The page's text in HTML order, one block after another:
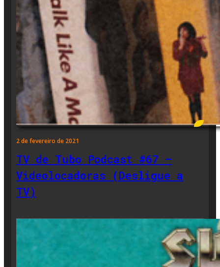
2 de fevereiro de 2021
TV de Tubo Podcast #67 –
Videolocadoras (Desligue a
TV)